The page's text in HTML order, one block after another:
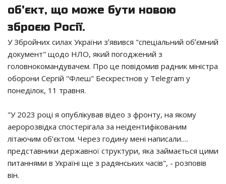
об'єкт, що може бути новою
зброєю Росії.
У Збройних силах України зʼявився "спеціальний обʼємний
документ" щодо НЛО, який погоджений з
головнокомандувачем. Про це повідомив радник міністра
оборони Сергій "Флеш" Бескрестнов у Тelegram у
понеділок, 11 травня.
"У 2023 році я опублікував відео з фронту, на якому
аеророзвідка спостерігала за неідентифікованим
літаючим об’єктом. Через годину мені написали….
представники державної структури, яка займається цими
питаннями в Україні ще з радянських часів", - розповів
він.